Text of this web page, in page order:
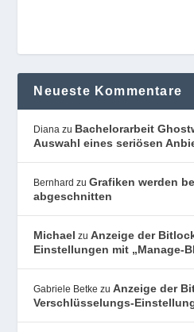
Neueste Kommentare
Diana zu Bachelorarbeit
Auswahl eines seriösen
Bernhard zuGrafiken werden
abgeschnitten
Michael zuAnzeige der
Einstellungen mit „Manage-
Gabriele Betke zuAnzeige der
Verschlüsselungs-